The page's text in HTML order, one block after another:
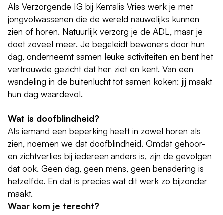
Als Verzorgende IG bij Kentalis Vries werk je met
jongvolwassenen die de wereld nauwelijks kunnen
zien of horen. Natuurlijk verzorg je de ADL, maar je
doet zoveel meer. Je begeleidt bewoners door hun
dag, onderneemt samen leuke activiteiten en bent het
vertrouwde gezicht dat hen ziet en kent. Van een
wandeling in de buitenlucht tot samen koken: jij maakt
hun dag waardevol.
Wat is doofblindheid?
Als iemand een beperking heeft in zowel horen als
zien, noemen we dat doofblindheid. Omdat gehoor-
en zichtverlies bij iedereen anders is, zijn de gevolgen
dat ook. Geen dag, geen mens, geen benadering is
hetzelfde. En dat is precies wat dit werk zo bijzonder
maakt.
Waar kom je terecht?